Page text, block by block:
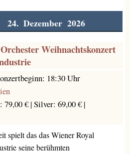
24. Dezember 2026
Weihnachtskonzert
18:30 Uhr
79,00 € |Silver: 69,00 € |
spielt das das Wiener Royal
seine berühmten